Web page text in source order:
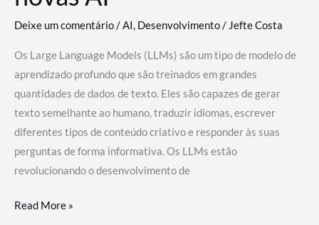
Deixe um comentário/AI, Desenvolvimento/ Jefte Costa
Os Large Language Models (LLMs) são um tipo de modelo de
aprendizado profundo que são treinados em grandes
quantidades de dados de texto. Eles são capazes de gerar
texto semelhante ao humano, traduzir idiomas, escrever
diferentes tipos de conteúdo criativo e responder às suas
perguntas de forma informativa. Os LLMs estão
revolucionando o desenvolvimento de
Large
Read More »